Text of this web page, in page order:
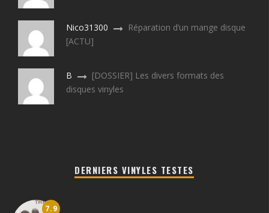
Nico31300
Réparation d’un mange disque
[ACTU]
B
[DOSSIER] Les divers formats des
disques vinyles
DERNIERS VINYLES TESTES
7.9